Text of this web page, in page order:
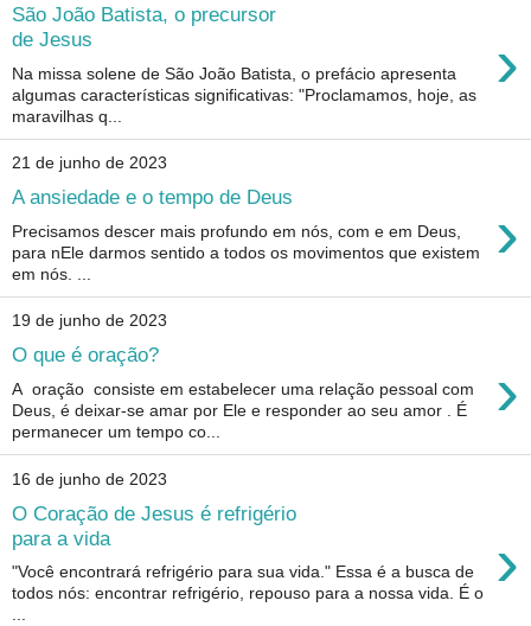
São João Batista, o precursor
de Jesus
›
Na missa solene de São João Batista, o prefácio apresenta
algumas características significativas: "Proclamamos, hoje, as
maravilhas q...
21 de junho de 2023
A ansiedade e o tempo de Deus ›
Precisamos descer mais profundo em nós, com e em Deus,
para nEle darmos sentido a todos os movimentos que existem
em nós. ...
19 de junho de 2023
O que é oração? ›
A oração consiste em estabelecer uma relação pessoal com
Deus, é deixar-se amar por Ele e responder ao seu amor . É
permanecer um tempo co...
16 de junho de 2023
O Coração de Jesus é refrigério
para a vida
›
"Você encontrará refrigério para sua vida." Essa é a busca de
todos nós: encontrar refrigério, repouso para a nossa vida. É o
...